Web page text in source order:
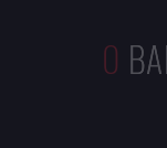
0